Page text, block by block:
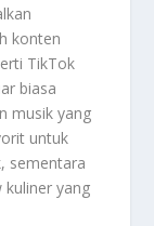
konten
TikTok
biasa
musik yang
untuk
sementara
kuliner yang